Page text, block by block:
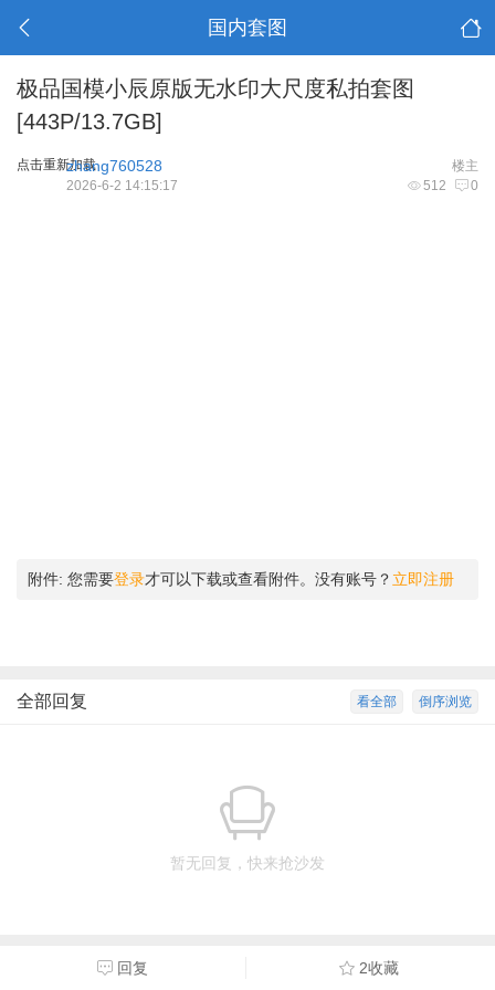
国内套图
极品国模小辰原版无水印大尺度私拍套图
[443P/13.7GB]
点击重新加载 楼主
zhang760528
512 0
2026-6-2 14:15:17
附件: 您需要登录才可以下载或查看附件。没有账号？ 立即注册
倒序浏览
看全部
全部回复
暂无回复，快来抢沙发
回复 2收藏